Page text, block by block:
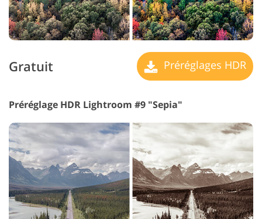
Gratuit Préréglages HDR
Préréglage HDR Lightroom #9 "Sepia"